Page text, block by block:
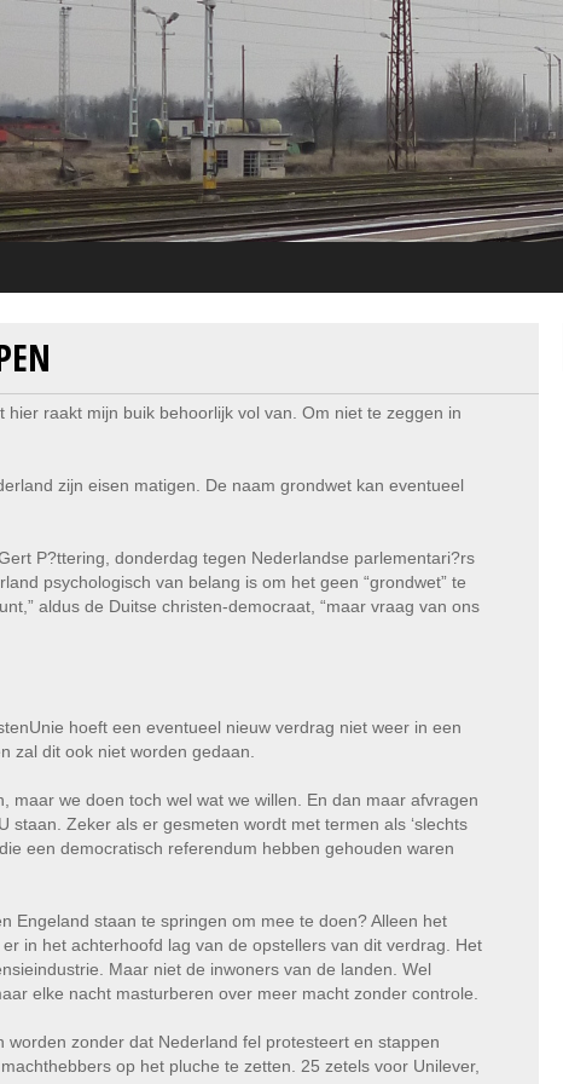
raakt mijn buik behoorlijk vol van. Om niet te zeggen in
zijn eisen matigen. De naam grondwet kan eventueel
P?ttering, donderdag tegen Nederlandse parlementari?rs
psychologisch van belang is om het geen “grondwet” te
aldus de Duitse christen-democraat, “maar vraag van ons
hoeft een eventueel nieuw verdrag niet weer in een
zal dit ook niet worden gedaan.
maar we doen toch wel wat we willen. En dan maar afvragen
Zeker als er gesmeten wordt met termen als ‘slechts
een democratisch referendum hebben gehouden waren
Engeland staan te springen om mee te doen? Alleen het
in het achterhoofd lag van de opstellers van dit verdrag. Het
Maar niet de inwoners van de landen. Wel
elke nacht masturberen over meer macht zonder controle.
zonder dat Nederland fel protesteert en stappen
op het pluche te zetten. 25 zetels voor Unilever,